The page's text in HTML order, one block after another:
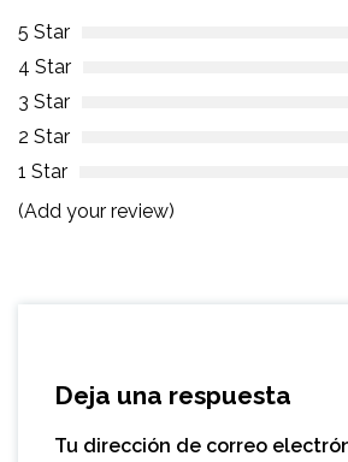
5 Star
4 Star
3 Star
2 Star
1 Star
(Add your review)
Deja una respuesta
Tu dirección de correo